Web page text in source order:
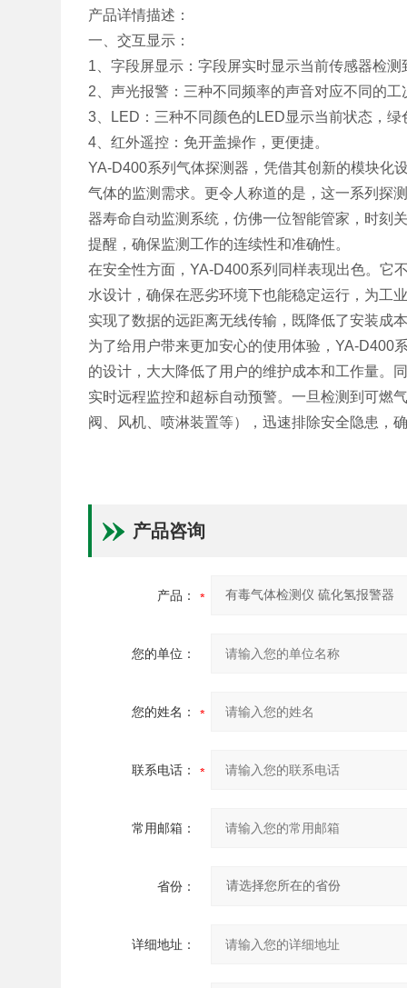
产品详情描述：
一、交互显示：
1、字段屏显示：字段屏实时显示当前传感器检测
2、声光报警：三种不同频率的声音对应不同的工
3、LED：三种不同颜色的LED显示当前状态，
4、红外遥控：免开盖操作，更便捷。
YA-D400系列气体探测器，凭借其创新的模块化
气体的监测需求。更令人称道的是，这一系列探
器寿命自动监测系统，仿佛一位智能管家，时刻
提醒，确保监测工作的连续性和准确性。
在安全性方面，YA-D400系列同样表现出色。它
水设计，确保在恶劣环境下也能稳定运行，为工
实现了数据的远距离无线传输，既降低了安装成
为了给用户带来更加安心的使用体验，YA-D400
的设计，大大降低了用户的维护成本和工作量。
实时远程监控和超标自动预警。一旦检测到可燃
阀、风机、喷淋装置等），迅速排除安全隐患，
产品咨询
产品：
您的单位：
您的姓名：
联系电话：
常用邮箱：
省份：
详细地址：